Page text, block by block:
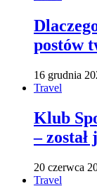
postów
16 grudnia
Travel
Klub
–
20 czerwca
Travel